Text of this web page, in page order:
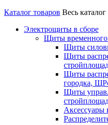
Каталог товаров Весь каталог
Электрощиты в сборе
Щиты временного
Щиты
Щиты
Щиты
городка,
Щиты
Аксессуары